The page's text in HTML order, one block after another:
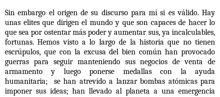
Sin embargo el origen de su discurso para mí si es válido. Hay
unas elites que dirigen el mundo y que son capaces de hacer lo
que sea por ostentar más poder y aumentar sus, ya incalculables,
fortunas. Hemos visto a lo largo de la historia que no tienen
escrúpulos, que con la excusa del bien común han provocado
guerras para seguir manteniendo sus negocios de venta de
armamento y luego ponerse medallas con la ayuda
humanitaria;
se han atrevido a lanzar bombas atómicas para
imponer sus ideas; han llevado al planeta a una emergencia